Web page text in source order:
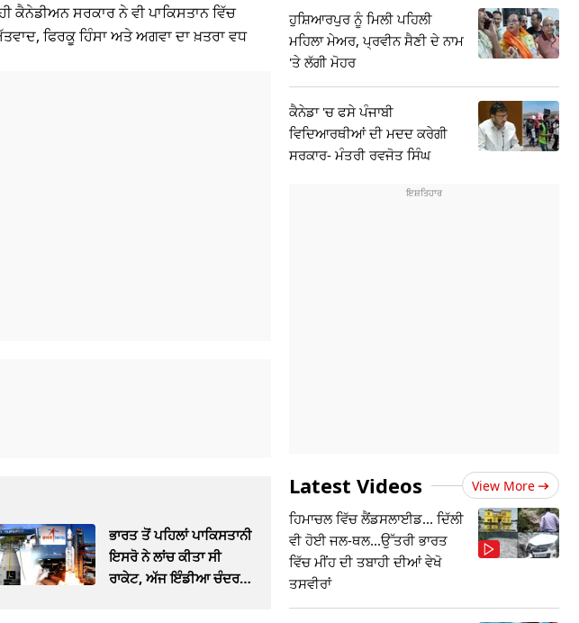
ਕੈਨੇਡੀਅਨ ਸਰਕਾਰ ਨੇ ਵੀ ਪਾਕਿਸਤਾਨ ਵਿੱਚ
ਫਿਰਕੂ ਹਿੰਸਾ ਅਤੇ ਅਗਵਾ ਦਾ ਖ਼ਤਰਾ ਵਧ
ਭਾਰਤ ਤੋਂ ਪਹਿਲਾਂ ਪਾਕਿਸਤਾਨੀ
ਇਸਰੋ ਨੇ ਲਾਂਚ ਕੀਤਾ ਸੀ
ਰਾਕੇਟ, ਅੱਜ ਇੰਡੀਆ ਚੰਦਰਮਾ
ਹੁਸ਼ਿਆਰਪੁਰ ਨੂੰ ਮਿਲੀ ਪਹਿਲੀ
ਮਹਿਲਾ ਮੇਅਰ, ਪ੍ਰਵੀਨ ਸੈਣੀ ਦੇ ਨਾਮ
'ਤੇ ਲੱਗੀ ਮੋਹਰ
ਕੈਨੇਡਾ 'ਚ ਫਸੇ ਪੰਜਾਬੀ
ਵਿਦਿਆਰਥੀਆਂ ਦੀ ਮਦਦ ਕਰੇਗੀ
ਸਰਕਾਰ- ਮੰਤਰੀ ਰਵਜੋਤ ਸਿੰਘ
Latest Videos View More
ਹਿਮਾਚਲ ਵਿੱਚ ਲੈਂਡਸਲਾਈਡ... ਦਿੱਲੀ
ਵੀ ਹੋਈ ਜਲ-ਥਲ...ਉੱਤਰੀ ਭਾਰਤ
ਵਿੱਚ ਮੀਂਹ ਦੀ ਤਬਾਹੀ ਦੀਆਂ ਵੇਖੋ
ਤਸਵੀਰਾਂ